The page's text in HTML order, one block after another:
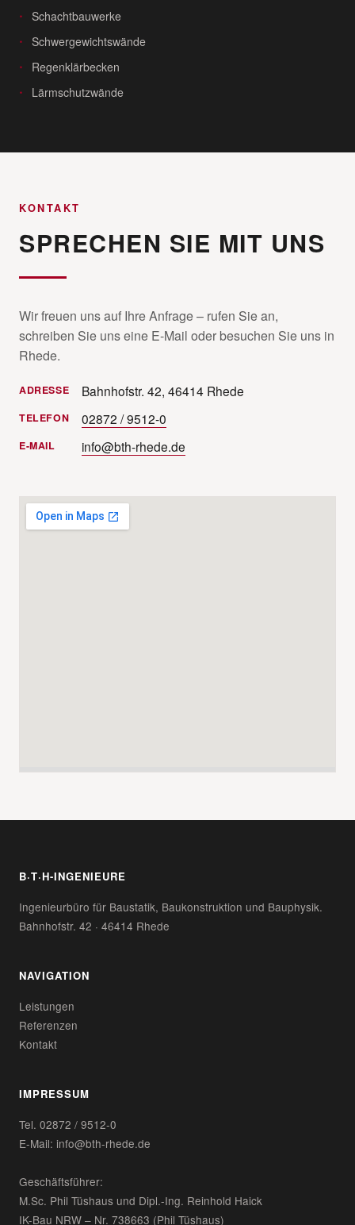
Schachtbauwerke
Schwergewichtswände
Regenklärbecken
Lärmschutzwände
KONTAKT
SPRECHEN SIE MIT UNS
Wir freuen uns auf Ihre Anfrage – rufen Sie an,
schreiben Sie uns eine E-Mail oder besuchen Sie uns in
Rhede.
ADRESSE Bahnhofstr. 42, 46414 Rhede
TELEFON 02872 / 9512-0
E-MAIL info@bth-rhede.de
B·T·H-INGENIEURE
Ingenieurbüro für Baustatik, Baukonstruktion und Bauphysik.
Bahnhofstr. 42 · 46414 Rhede
NAVIGATION
Leistungen
Referenzen
Kontakt
IMPRESSUM
Tel. 02872 / 9512-0
E-Mail: info@bth-rhede.de
Geschäftsführer:
M.Sc. Phil Tüshaus und Dipl.-Ing. Reinhold Haick
IK-Bau NRW – Nr. 738663 (Phil Tüshaus)